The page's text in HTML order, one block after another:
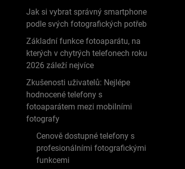
Jak si vybrat správný smartphone
podle svých fotografických potřeb
Základní funkce fotoaparátu, na
kterých v chytrých telefonech roku
2026 záleží nejvíce
Zkušenosti uživatelů: Nejlépe
hodnocené telefony s
fotoaparátem mezi mobilními
fotografy
Cenově dostupné telefony s
profesionálními fotografickými
funkcemi